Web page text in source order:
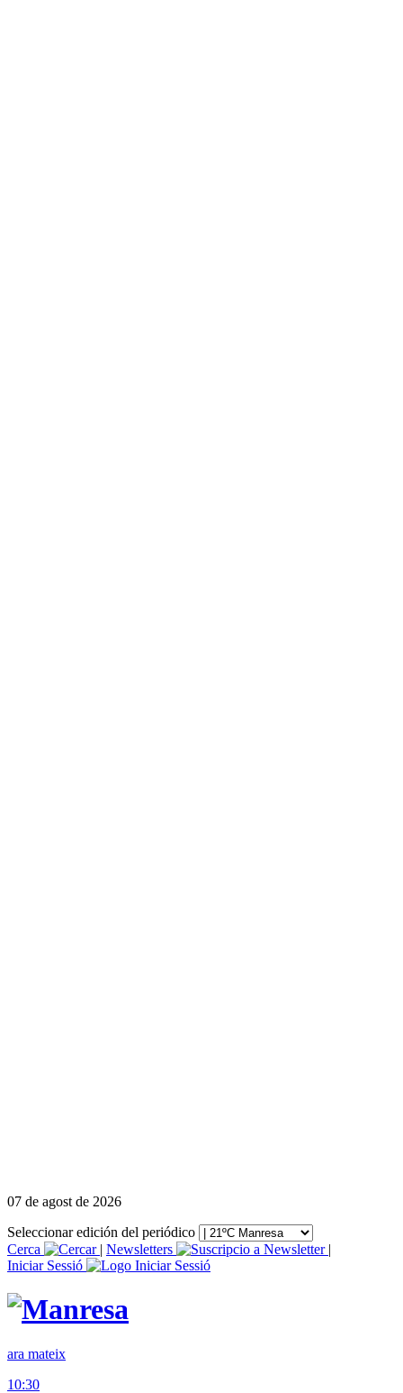
07 de agost de 2026
Seleccionar edición del periódico
Cerca
| Newsletters
|
Iniciar Sessió
ara mateix
10:30